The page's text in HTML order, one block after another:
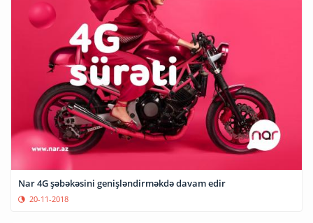
Nar 4G şəbəkəsini genişləndirməkdə davam edir
20-11-2018